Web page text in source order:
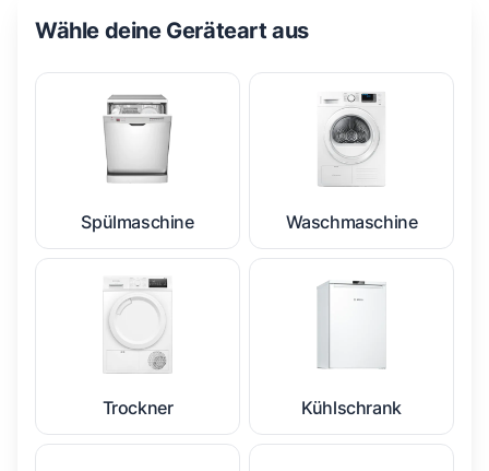
Wähle deine Geräteart aus
Spülmaschine Waschmaschine
Trockner Kühlschrank